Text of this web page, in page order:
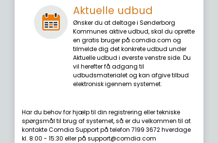
Aktuelle udbud
Ønsker du at deltage i Sønderborg
Kommunes aktive udbud, skal du oprette
en gratis bruger på comdia.com og
tilmelde dig det konkrete udbud under
Aktuelle udbud i øverste venstre side. Du
vil herefter få adgang til
udbudsmaterialet og kan afgive tilbud
elektronisk igennem systemet.
Har du behov for hjælp til din registrering eller tekniske
spørgsmål til brug af systemet, så er du velkommen til at
kontakte Comdia Support på telefon 7199 3672 hverdage
kl. 8:00 - 15:30 eller på support@comdia.com